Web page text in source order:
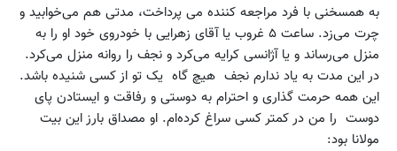
به همسخنی با فرد مراجعه کننده می پرداخت، مدتی هم می‌خوابید و
چرت می‌زد. ساعت ۵ غروب یا آقای زهرایی با خودروی خود او را به
منزل می‌رساند و یا آژانسی کرایه می‌کرد و نجف را روانه منزل می‌کرد.
در این مدت به یاد ندارم نجف هیچ گاه یک تو از کسی شنیده باشد.
این همه حرمت گذاری و احترام به دوستی و رفاقت و ایستادن پای
دوست را من در کمتر کسی سراغ کرده‌ام. او مصداق بارز این بیت
مولانا بود: